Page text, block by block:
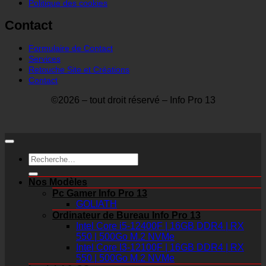
Politique des cookies
Contact
Formulaire de Contact
Services
Retouche Site et Créations
Contact
©2026 – tout droit réservé – Info Pro 13
Recherche
pour :
Nos Modèles
Pc Gamer Info Pro 13
GOLIATH
Ordinateur de Bureau Info Pro 13
Intel Core i5-12400F | 16GB DDR4 | RX
550 | 500Go M.2 NVMe
Intel Core I3-12100F | 16GB DDR4 | RX
550 | 500Go M.2 NVMe